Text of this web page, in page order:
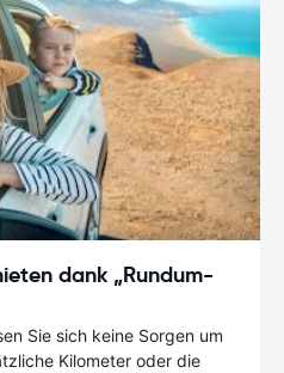
dank „Rundum-
Sie sich keine Sorgen um
Kilometer oder die